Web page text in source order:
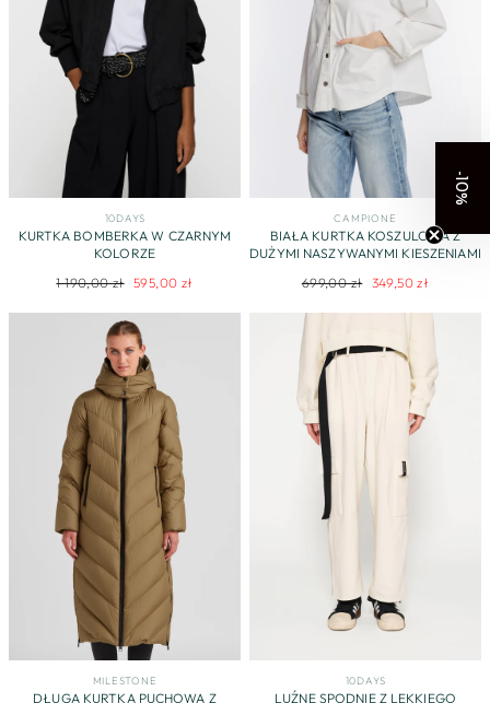
10DAYS
KURTKA BOMBERKA W CZARNYM
KOLORZE
Regularna
1 190,00 zł
Cena
595,00 zł
CAMPIONE
BIAŁA KURTKA KOSZULOWA Z
DUŻYMI NASZYWANYMI KIESZENIAMI
Regularna
699,00 zł
Cena
349,50 zł
MILESTONE
DŁUGA KURTKA PUCHOWA Z
10DAYS
LUŹNE SPODNIE Z LEKKIEGO
-10%